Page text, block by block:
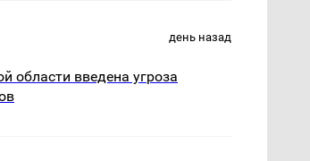
день назад
области введена угроза